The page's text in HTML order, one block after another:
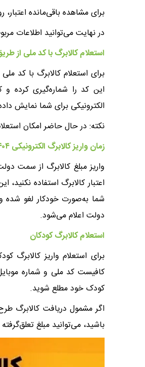
برای مشاهده باقی‌مانده اعتبار،
در نهایت می‌توانید اطلاعات
استعلام کالابرگ با کد ملی از
این کد را شماره‌گیری کرده
الکترونیکی برای شما نمایش
نکته: در حال حاضر امکان
زمان واریز کالابرگ الکترونیکی ۱۴۰۴
واریز مبلغ کالابرگ از سمت
اعتبار کالابرگ استفاده
شما به‌صورت خودکار لغو شده
دولت اعلام می‌شود.
استعلام کالابرگ کودکان
کافیست کد ملی و شماره
کودک خود مطلع شوید.
باشید، می‌توانید مبلغ